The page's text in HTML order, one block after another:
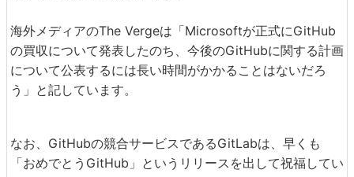
海外メディアのThe Vergeは「Microsoftが正式にGitHub
の買収について発表したのち、今後のGitHubに関する計画
について公表するには長い時間がかかることはないだろ
う」と記しています。
なお、GitHubの競合サービスであるGitLabは、早くも
「おめでとうGitHub」というリリースを出して祝福してい